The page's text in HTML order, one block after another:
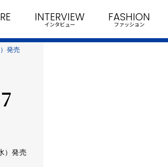
INTERVIEW
インタビュー
FASHION
ファッション
発売
）発売